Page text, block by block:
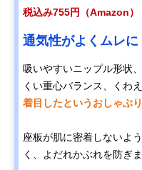
税込み755円（Amazon）
通気性がよくムレ
吸いやすいニップル形状
くい重心バランス、くわ
着目したというおしゃぶり
座板が肌に密着しないよ
く、よだれかぶれを防ぎま